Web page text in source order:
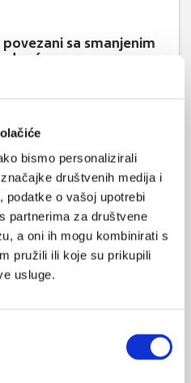
bismo personalizirali
društvenih medija i
podatke o vašoj upotrebi
partnerima za društvene
a oni ih mogu kombinirati s
pružili ili koje su prikupili
usluge.
sa smanjenim
tijekom trudoće imaju
mučnine